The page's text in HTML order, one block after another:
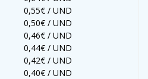
0,55€ / UND
0,50€ / UND
0,46€ / UND
0,44€ / UND
0,42€ / UND
0,40€ / UND